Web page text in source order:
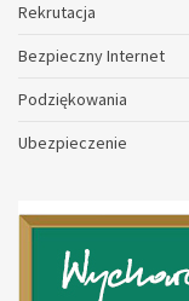
Rekrutacja
Bezpieczny Internet
Podziękowania
Ubezpieczenie